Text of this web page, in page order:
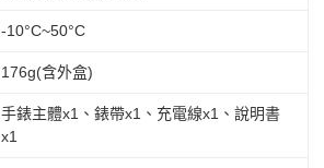
-10°C~50°C
176g(含外盒)
手錶主體x1、錶帶x1、充電線x1、說明書
x1